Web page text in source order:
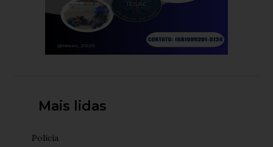
Mais lidas
Polícia